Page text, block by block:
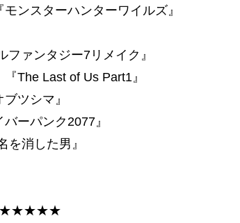
ンスターハンターワイルズ』
ァンタジー7リメイク』
The Last of Us Part1』
ツシマ』
ーパンク2077』
消した男』